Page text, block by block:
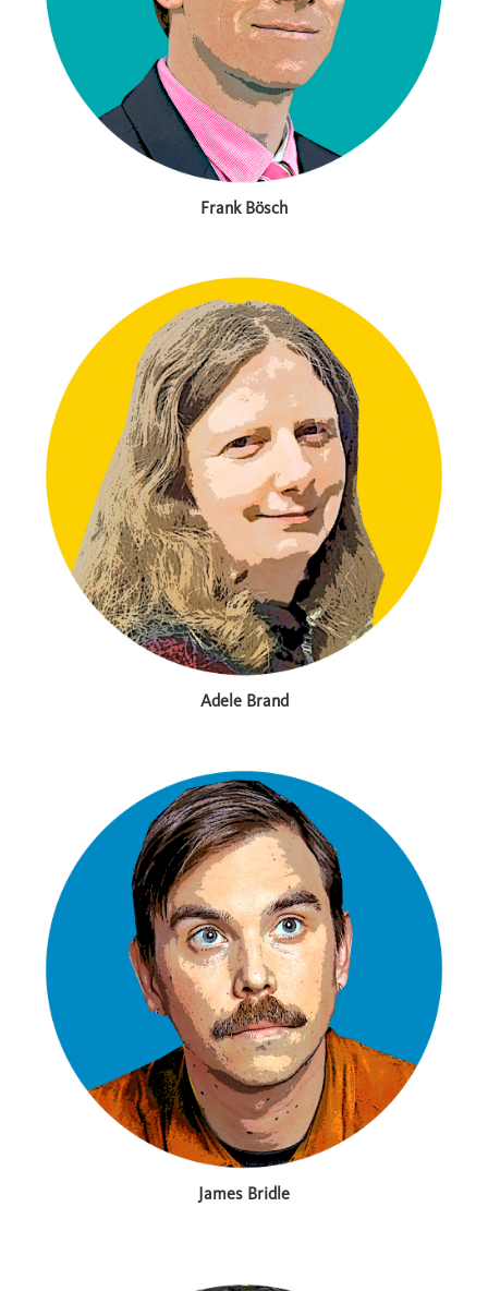
Frank Bösch
Adele Brand
James Bridle